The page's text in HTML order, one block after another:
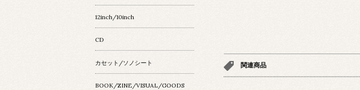
関連商品
12inch/10inch
CD
カセット/ソノシート
BOOK/ZINE/VISUAL/GOODS